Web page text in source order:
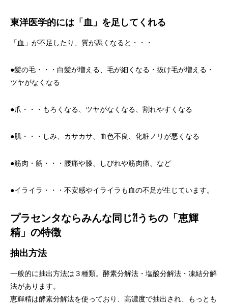
東洋医学的には「血」を足してくれる
「血」が不足したり、質が悪くなると・・・
●髪の毛・・・白髪が増える、毛が細くなる・抜け毛が増える・
ツヤがなくなる
●爪・・・もろくなる、ツヤがなくなる、割れやすくなる
●肌・・・しみ、カサカサ、血色不良、化粧ノリが悪くなる
●筋肉・筋・・・腰痛や膝、しびれや筋肉痛、など
●イライラ・・・不安感やイライラも血の不足が生じています。
プラセンタならみんな同じ⁈うちの「恵輝
精」の特徴
抽出方法
一般的に抽出方法は３種類。酵素分解法・塩酸分解法・凍結分解
法があります。
恵輝精は酵素分解法を使っており、高濃度で抽出され、もっとも